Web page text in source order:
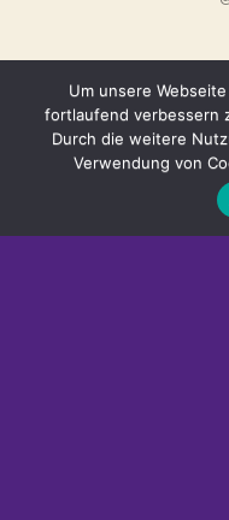
Um unsere
fortlaufend verbessern
Durch die weitere
Verwendung von